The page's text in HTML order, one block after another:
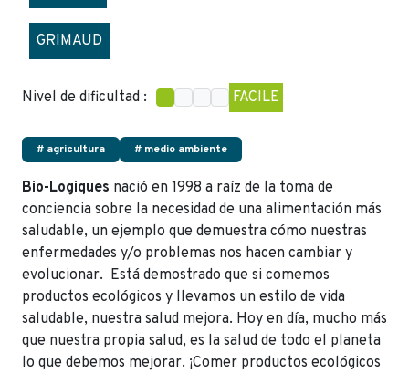
GRIMAUD
Nivel de dificultad : FACILE
# agricultura # medio ambiente
Bio-Logiques nació en 1998 a raíz de la toma de
conciencia sobre la necesidad de una alimentación más
saludable, un ejemplo que demuestra cómo nuestras
enfermedades y/o problemas nos hacen cambiar y
evolucionar. Está demostrado que si comemos
productos ecológicos y llevamos un estilo de vida
saludable, nuestra salud mejora. Hoy en día, mucho más
que nuestra propia salud, es la salud de todo el planeta
lo que debemos mejorar. ¡Comer productos ecológicos